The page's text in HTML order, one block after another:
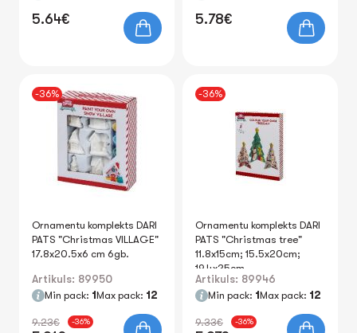
5.64€ 5.78€
-36%
Ornamentu komplekts DARI
PATS "Christmas VILLAGE"
17.8x20.5x6 cm 6gb.
Artikuls: 89950
Min pack: 1Max pack: 12
9.23€ -36%
-36%
Ornamentu komplekts DARI
PATS "Christmas tree"
11.8x15cm; 15.5x20cm;
19.4x25cm
Artikuls: 89946
Min pack: 1Max pack: 12
9.33€ -36%